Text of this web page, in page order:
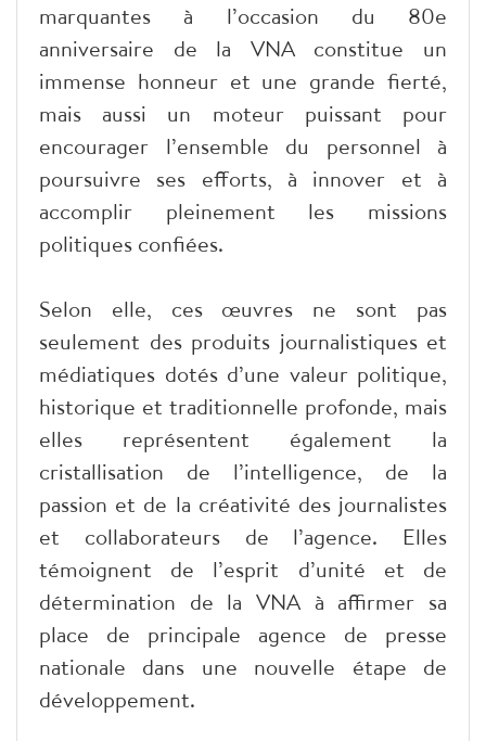
marquantes à l’occasion du 80e
anniversaire de la VNA constitue un
immense honneur et une grande fierté,
mais aussi un moteur puissant pour
encourager l’ensemble du personnel à
poursuivre ses efforts, à innover et à
accomplir pleinement les missions
politiques confiées.
Selon elle, ces œuvres ne sont pas
seulement des produits journalistiques et
médiatiques dotés d’une valeur politique,
historique et traditionnelle profonde, mais
elles représentent également la
cristallisation de l’intelligence, de la
passion et de la créativité des journalistes
et collaborateurs de l’agence. Elles
témoignent de l’esprit d’unité et de
détermination de la VNA à affirmer sa
place de principale agence de presse
nationale dans une nouvelle étape de
développement.